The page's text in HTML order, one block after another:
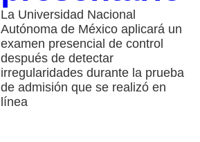
La Universidad Nacional
Autónoma de México aplicará un
examen presencial de control
después de detectar
irregularidades durante la prueba
de admisión que se realizó en
línea